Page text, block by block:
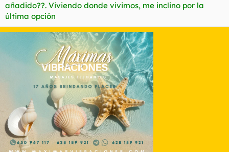
añadido??. Viviendo donde vivimos, me inclino por la
última opción